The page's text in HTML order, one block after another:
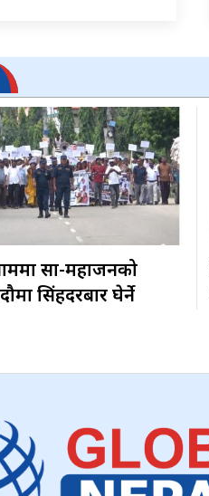
साहु-महाजनको
सिंहदरबार घेर्ने